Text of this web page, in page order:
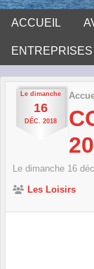
ACCUEIL
ENTREPRISES
Le dimanche
16
DÉC. 2018
Le dimanche 16
Les Loisirs